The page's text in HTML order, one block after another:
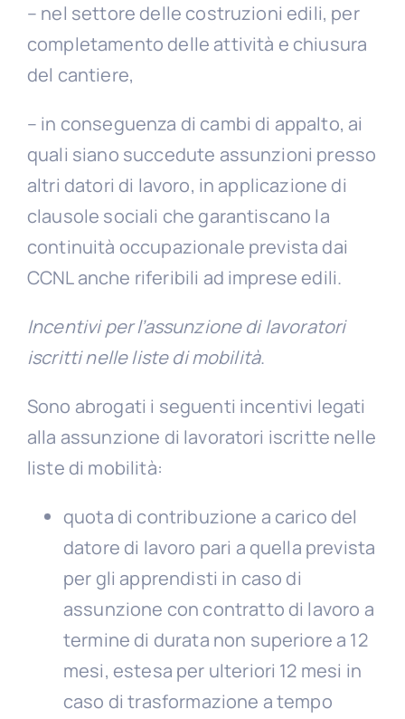
– nel settore delle costruzioni edili, per
completamento delle attività e chiusura
del cantiere,
– in conseguenza di cambi di appalto, ai
quali siano succedute assunzioni presso
altri datori di lavoro, in applicazione di
clausole sociali che garantiscano la
continuità occupazionale prevista dai
CCNL anche riferibili ad imprese edili.
Incentivi per l’assunzione di lavoratori
iscritti nelle liste di mobilità.
Sono abrogati i seguenti incentivi legati
alla assunzione di lavoratori iscritte nelle
liste di mobilità:
quota di contribuzione a carico del
datore di lavoro pari a quella prevista
per gli apprendisti in caso di
assunzione con contratto di lavoro a
termine di durata non superiore a 12
mesi, estesa per ulteriori 12 mesi in
caso di trasformazione a tempo